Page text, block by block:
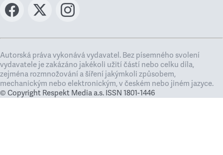
Autorská práva vykonává vydavatel. Bez písemného svolení
vydavatele je zakázáno jakékoli užití částí nebo celku díla,
zejména rozmnožování a šíření jakýmkoli způsobem,
mechanickým nebo elektronickým, v českém nebo jiném jazyce.
© Copyright Respekt Media a.s. ISSN 1801-1446